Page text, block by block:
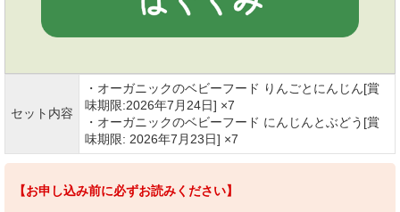
セット内容
・オーガニックのベビーフード りんごとにんじん[賞
味期限:2026年7月24日] ×7
・オーガニックのベビーフード にんじんとぶどう[賞
味期限: 2026年7月23日] ×7
【お申し込み前に必ずお読みください】